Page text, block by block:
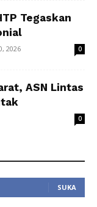
Tegaskan
2026 0
ASN Lintas
0
SUKA